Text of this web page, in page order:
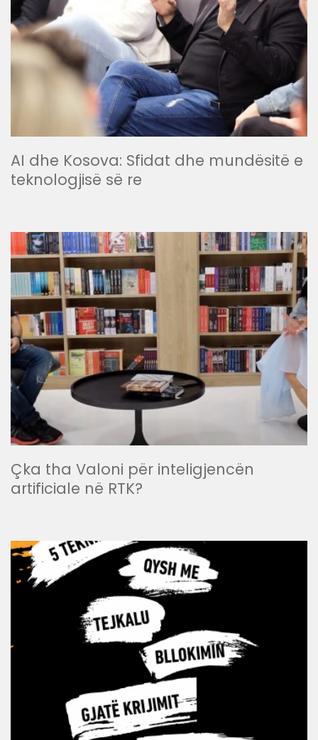
AI dhe Kosova: Sfidat dhe mundësitë e
teknologjisë së re
Çka tha Valoni për inteligjencën
artificiale në RTK?